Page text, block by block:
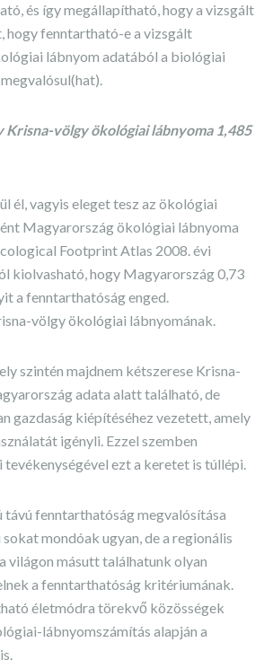
és így megállapítható, hogy a vizsgált
hogy fenntartható-e a vizsgált
lábnyom adatából a biológiai
völgy ökológiai lábnyoma 1,485
él, vagyis eleget tesz az ökológiai
Magyarország ökológiai lábnyoma
Footprint Atlas 2008. évi
kiolvasható, hogy Magyarország 0,73
a fenntarthatóság enged.
völgy ökológiai lábnyomának.
szintén majdnem kétszerese Krisna-
adata alatt található, de
gazdaság kiépítéséhez vezetett, amely
igényli. Ezzel szemben
ezt a keretet is túllépi.
fenntarthatóság megvalósítása
mondóak ugyan, de a regionális
világon másutt találhatunk olyan
a fenntarthatóság kritériumának.
életmódra törekvő közösségek
lábnyomszámítás alapján a